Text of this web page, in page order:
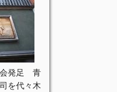
会発足 青
を代々木